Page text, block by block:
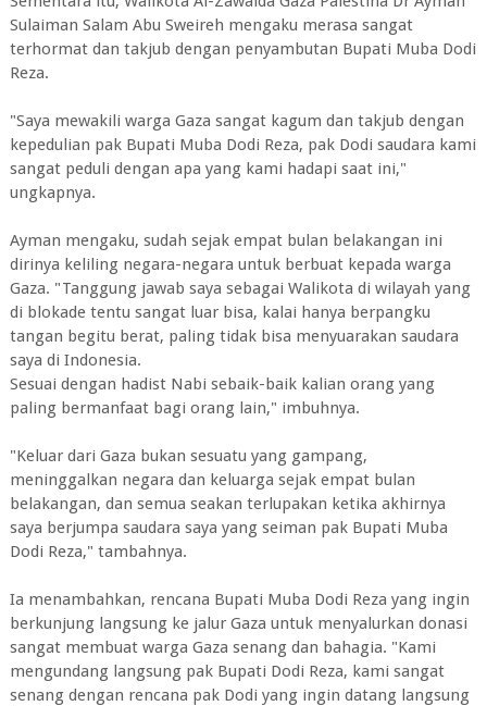
Sulaiman Salam Abu Sweireh mengaku merasa sangat
terhormat dan takjub dengan penyambutan Bupati Muba Dodi
Reza.
"Saya mewakili warga Gaza sangat kagum dan takjub dengan
kepedulian pak Bupati Muba Dodi Reza, pak Dodi saudara kami
sangat peduli dengan apa yang kami hadapi saat ini,"
ungkapnya.
Ayman mengaku, sudah sejak empat bulan belakangan ini
dirinya keliling negara-negara untuk berbuat kepada warga
Gaza. "Tanggung jawab saya sebagai Walikota di wilayah yang
di blokade tentu sangat luar bisa, kalai hanya berpangku
tangan begitu berat, paling tidak bisa menyuarakan saudara
saya di Indonesia.
Sesuai dengan hadist Nabi sebaik-baik kalian orang yang
paling bermanfaat bagi orang lain," imbuhnya.
"Keluar dari Gaza bukan sesuatu yang gampang,
meninggalkan negara dan keluarga sejak empat bulan
belakangan, dan semua seakan terlupakan ketika akhirnya
saya berjumpa saudara saya yang seiman pak Bupati Muba
Dodi Reza," tambahnya.
Ia menambahkan, rencana Bupati Muba Dodi Reza yang ingin
berkunjung langsung ke jalur Gaza untuk menyalurkan donasi
sangat membuat warga Gaza senang dan bahagia. "Kami
mengundang langsung pak Bupati Dodi Reza, kami sangat
senang dengan rencana pak Dodi yang ingin datang langsung